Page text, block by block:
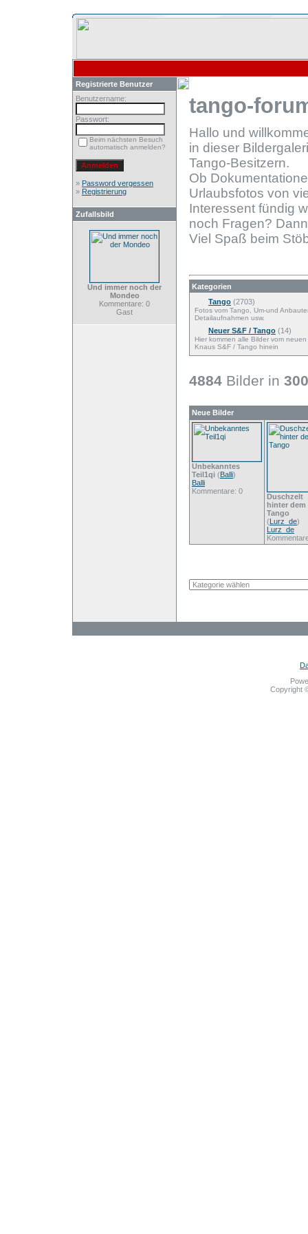
Registrierte Benutzer
Benutzername:
Passwort:
Beim nächsten Besuch
automatisch anmelden?
» Password vergessen
» Registrierung
Zufallsbild
Und immer noch der
Mondeo
Kommentare: 0
Gast
tango-
Hallo und
in dieser
Tango-Besitzern.
Ob
Urlaubsfotos von
Interessent fündig
noch Fragen?
Viel Spaß beim
Kategorien
Tango (2703)
Fotos vom Tango, Um-und
Detailaufnahmen usw.
Neuer S&F / Tango (14)
Hier kommen alle Bilder vom neuen
Knaus S&F / Tango hinein
4884 Bilder in 300
Neue Bilder
Unbekanntes
Teil1qi (Balli)
Balli
Kommentare: 0
Duschzelt
hinter dem
Tango
(Lurz_de)
Lurz_de
Copyright